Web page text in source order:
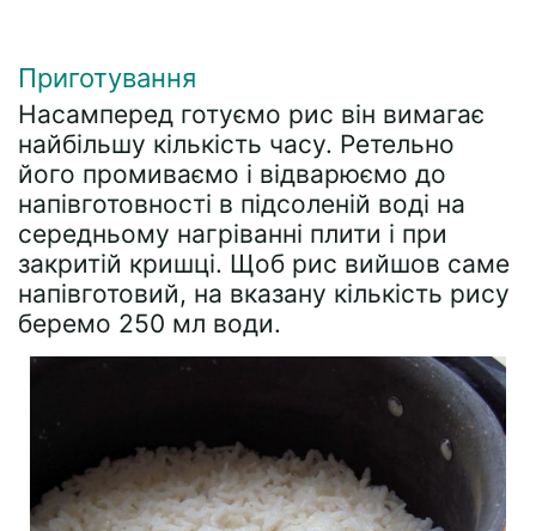
Приготування
Насамперед готуємо рис він вимагає
найбільшу кількість часу. Ретельно
його промиваємо і відварюємо до
напівготовності в підсоленій воді на
середньому нагріванні плити і при
закритій кришці. Щоб рис вийшов саме
напівготовий, на вказану кількість рису
беремо 250 мл води.